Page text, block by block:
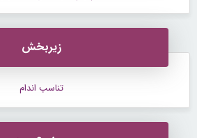
زیربخش
تناسب اندام